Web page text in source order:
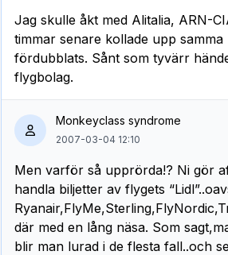
Jag skulle åkt med Alitalia, ARN-
timmar senare kollade upp
fördubblats. Sånt som tyvärr
flygbolag.
Monkeyclass syndrome
2007-03-04 12:10
Men varför så upprörda!? Ni gör
handla biljetter av flygets
där med en lång näsa. Som
blir man lurad i de flesta fall..och